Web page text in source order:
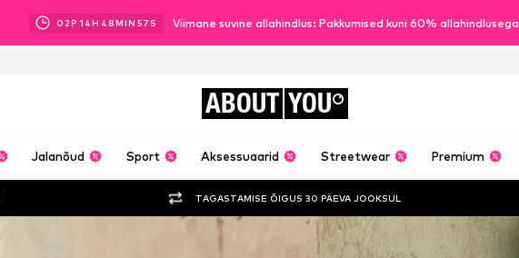
02P 14H 48MIN 55 S Viimane suvine allahindlus: Pakkumised kuni 60% allahindlusega
ABOUT YOU
Jalanõud Sport Aksessuaarid Streetwear Premium
TAGASTAMISE ÕIGUS 30 PÄEVA JOOKSUL